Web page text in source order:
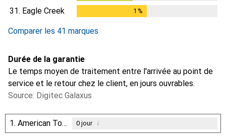
31. Eagle Creek 1 %
Comparer les 41 marques
Durée de la garantie
Le temps moyen de traitement entre l'arrivée au point de
service et le retour chez le client, en jours ouvrables.
Source: Digitec Galaxus
1. American Tourister 0jour i